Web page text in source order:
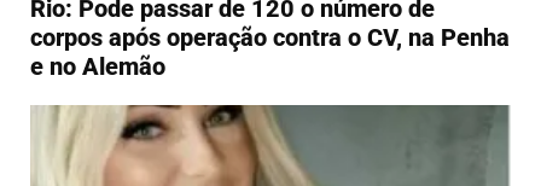
Rio: Pode passar de 120 o número de
corpos após operação contra o CV, na Penha
e no Alemão